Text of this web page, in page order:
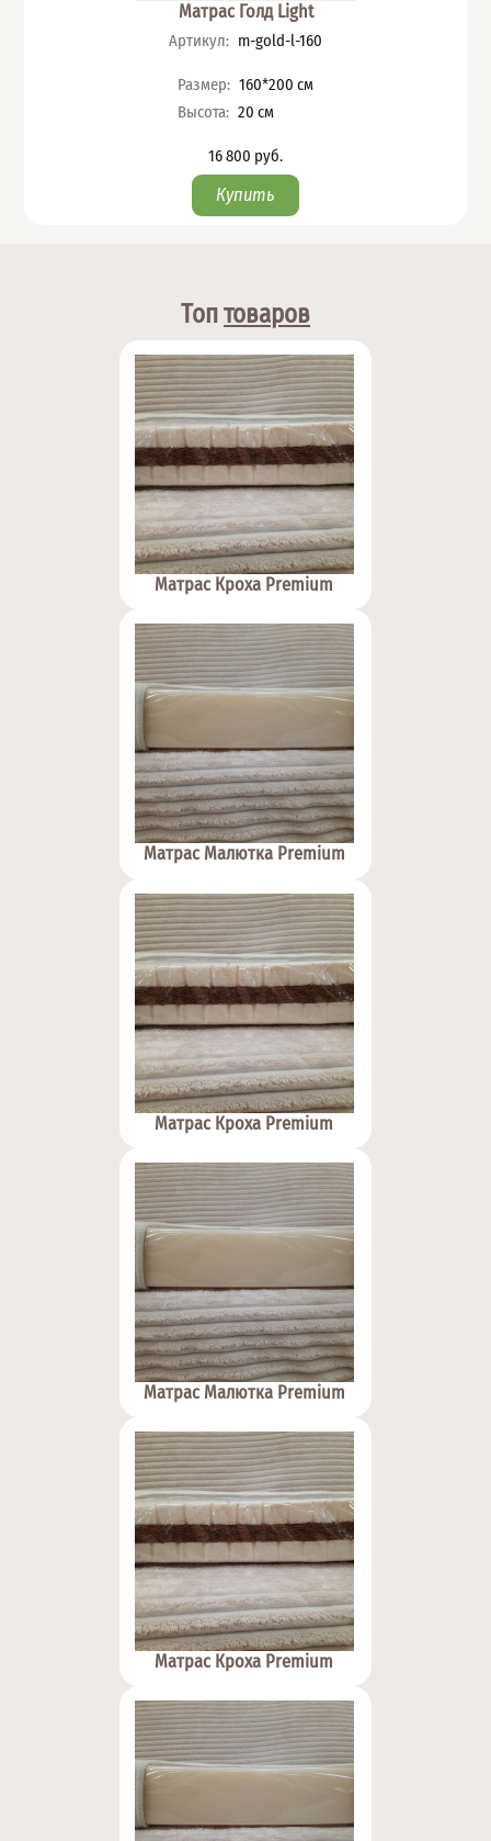
Матрас Голд Light
Артикул: m-gold-l-160
Характеристики
Размер: 160*200 см
Высота: 20 см
Цена
16 800 руб.
Топтоваров
Матрас Кроха Premium
Матрас Малютка Premium
Матрас Кроха Premium
Матрас Малютка Premium
Матрас Кроха Premium